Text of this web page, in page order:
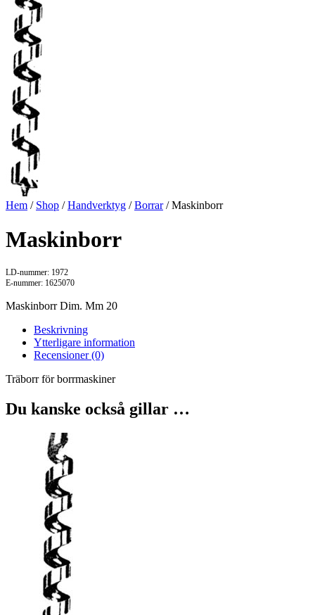
Hem / Shop /Handverktyg /Borrar/ Maskinborr
Maskinborr
LD-nummer: 1972
E-nummer: 1625070
Maskinborr Dim. Mm 20
Beskrivning
Ytterligare information
Recensioner (0)
Träborr för borrmaskiner
Du kanske också gillar …